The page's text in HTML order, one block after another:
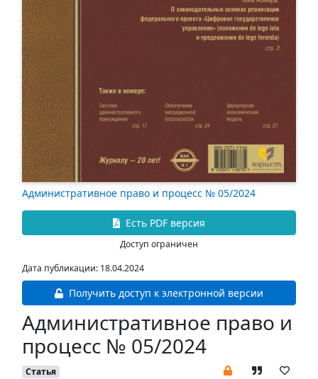
Административное право и процесс № 05/2024
Есть PDF версия
Доступ ограничен
Дата публикации: 18.04.2024
Получить доступ к электронной версии
Административное право и
процесс № 05/2024
Статья